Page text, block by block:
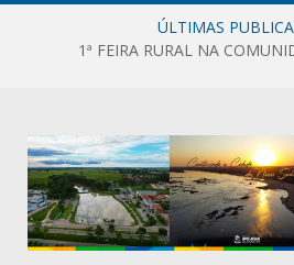
ÚLTIMAS
1ª FEIRA RURAL NA